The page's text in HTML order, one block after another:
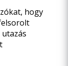
hogy